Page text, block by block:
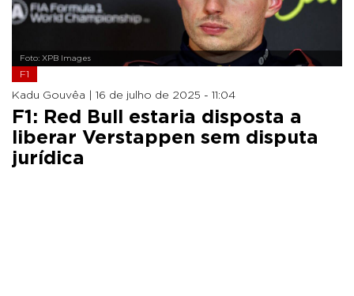
Foto: XPB Images
F1
Kadu Gouvêa | 16 de julho de 2025 - 11:04
F1: Red Bull estaria disposta a
liberar Verstappen sem disputa
jurídica